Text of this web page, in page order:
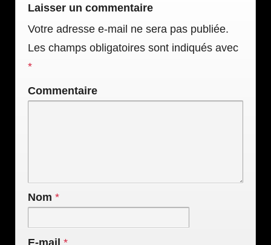
Laisser un commentaire
Votre adresse e-mail ne sera pas publiée.
Les champs obligatoires sont indiqués avec
*
Commentaire
Nom *